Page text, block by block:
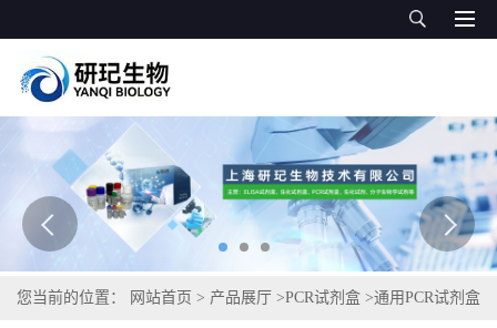
您当前的位置： 网站首页 > 产品展厅 >PCR试剂盒 >通用PCR试剂盒